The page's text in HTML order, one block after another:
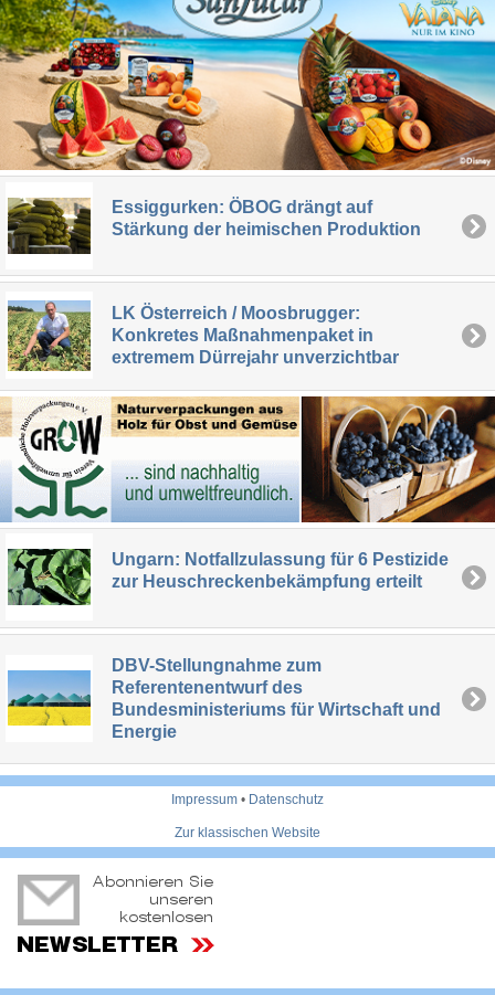
Essiggurken: ÖBOG drängt auf
Stärkung der heimischen Produktion
LK Österreich / Moosbrugger:
Konkretes Maßnahmenpaket in
extremem Dürrejahr unverzichtbar
Ungarn: Notfallzulassung für 6 Pestizide
zur Heuschreckenbekämpfung erteilt
DBV-Stellungnahme zum
Referentenentwurf des
Bundesministeriums für Wirtschaft und
Energie
Impressum • Datenschutz
Zur klassischen Website